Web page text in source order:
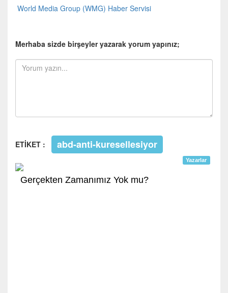
World Media Group (WMG) Haber Servisi
Merhaba sizde birşeyler yazarak yorum yapınız;
ETİKET : abd-anti-kuresellesiyor
Yazarlar
Gerçekten Zamanımız Yok mu?